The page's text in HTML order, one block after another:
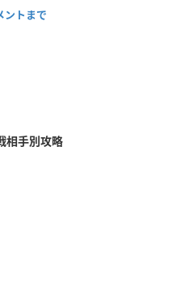
ントまで
相手別攻略